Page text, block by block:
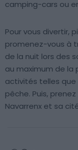
camping-cars ou
Pour vous divertir,
promenez-vous à
de la nuit lors des
au maximum de la
activités telles que
pêche. Puis,
Navarrenx et sa